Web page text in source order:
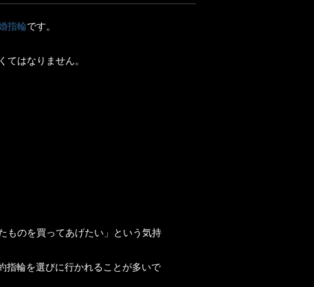
指輪です。
はなりません。
ものを買ってあげたい」という気持
指輪を選びに行かれることが多いで